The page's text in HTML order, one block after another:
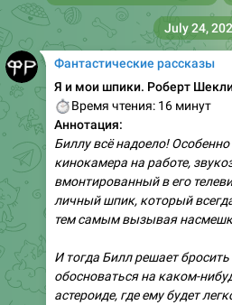
Фантастические рассказы
Я и мои шпики. Роберт
Время чтения: 16 минут
Аннотация:
Биллу всё надоело!
кинокамера на работе,
вмонтированный в его
личный шпик, который
тем самым вызывая
И тогда Билл решает бросить
обосноваться на каком-
астероиде, где ему будет
July 24,